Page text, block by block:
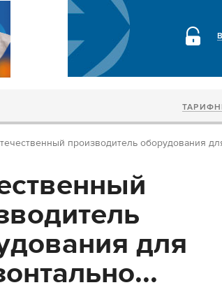
производитель оборудования
для